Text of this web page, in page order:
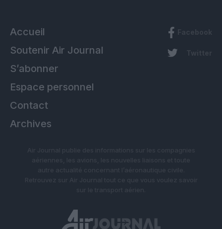
Accueil
Soutenir Air Journal
S’abonner
Espace personnel
Contact
Archives